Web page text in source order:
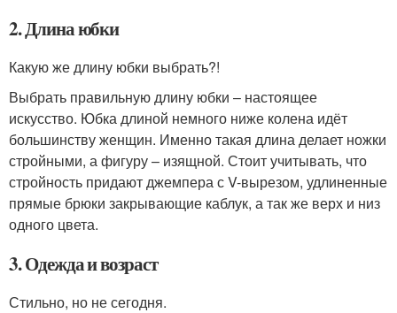
2. Длина юбки
Какую же длину юбки выбрать?!
Выбрать правильную длину юбки – настоящее
искусство. Юбка длиной немного ниже колена идёт
большинству женщин. Именно такая длина делает ножки
стройными, а фигуру – изящной. Стоит учитывать, что
стройность придают джемпера с V-вырезом, удлиненные
прямые брюки закрывающие каблук, а так же верх и низ
одного цвета.
3. Одежда и возраст
Стильно, но не сегодня.